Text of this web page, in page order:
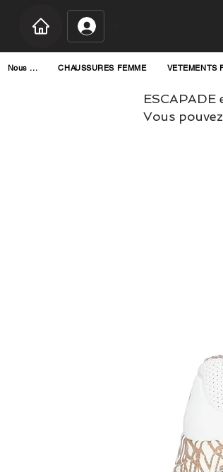
Nous ... CHAUSSURES FEMME VETEMENTS
ESCAPADE
Vous